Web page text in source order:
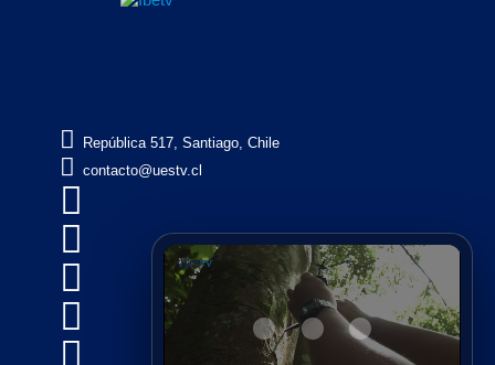
 República 517, Santiago, Chile
 contacto@uestv.cl




